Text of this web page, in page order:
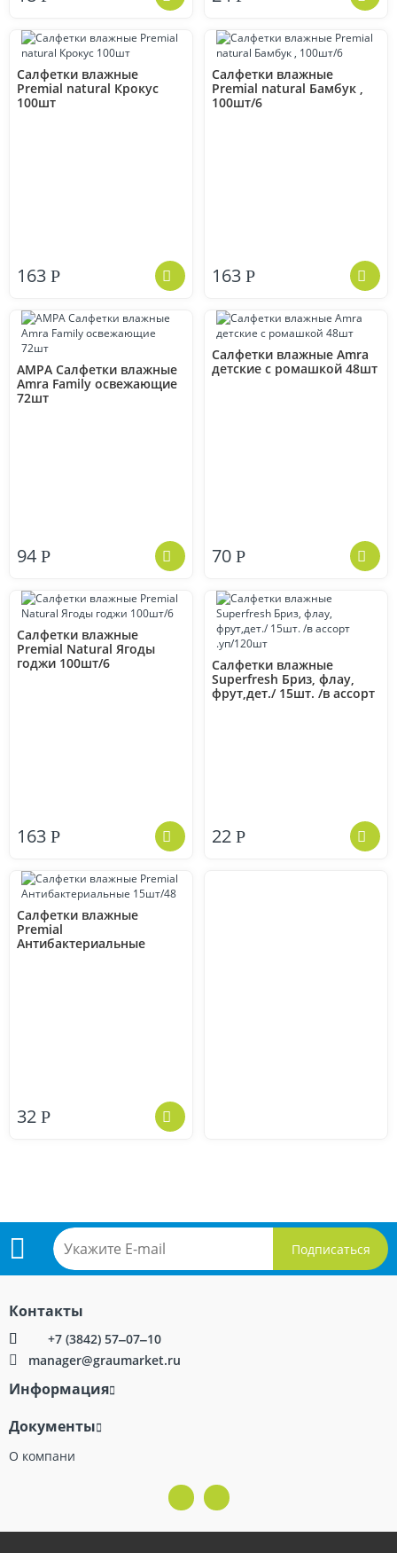
Салфетки влажные
Premial natural Крокус
100шт
163 Р
Салфетки влажные
Premial natural Бамбук ,
100шт/6
163 Р
АМРА Салфетки влажные
Amra Family освежающие
72шт
94 Р
Салфетки влажные Amra
детские с ромашкой 48шт
70 Р
Салфетки влажные
Premial Natural Ягоды
годжи 100шт/6
163 Р
Салфетки влажные
Superfresh Бриз, флау,
фрут,дет./ 15шт. /в ассорт
22 Р
Салфетки влажные
Premial
Антибактериальные
32 Р
Контакты
+7 (3842) 57‒07‒10
manager@graumarket.ru
Информация
Документы
О компани